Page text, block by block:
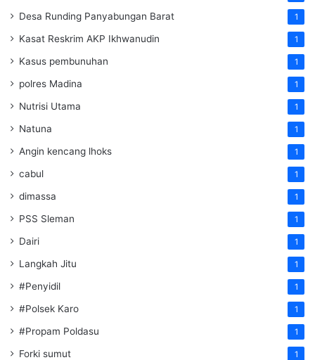
Desa Runding Panyabungan Barat 1
Kasat Reskrim AKP Ikhwanudin 1
Kasus pembunuhan 1
polres Madina 1
Nutrisi Utama 1
Natuna 1
Angin kencang lhoks 1
cabul 1
dimassa 1
PSS Sleman 1
Dairi 1
Langkah Jitu 1
#Penyidil 1
#Polsek Karo 1
#Propam Poldasu 1
Forki sumut 1